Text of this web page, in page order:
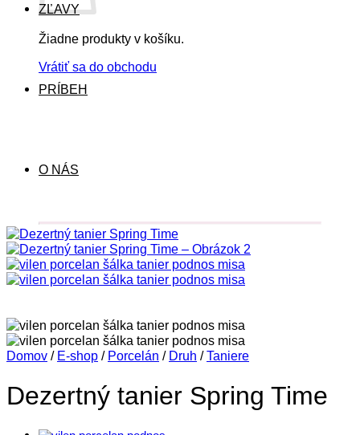
Žiadne produkty v košíku.
Vrátiť sa do obchodu
ZĽAVY
PRÍBEH
O NÁS
Domov / E-shop / Porcelán / Druh / Taniere
Dezertný tanier Spring Time